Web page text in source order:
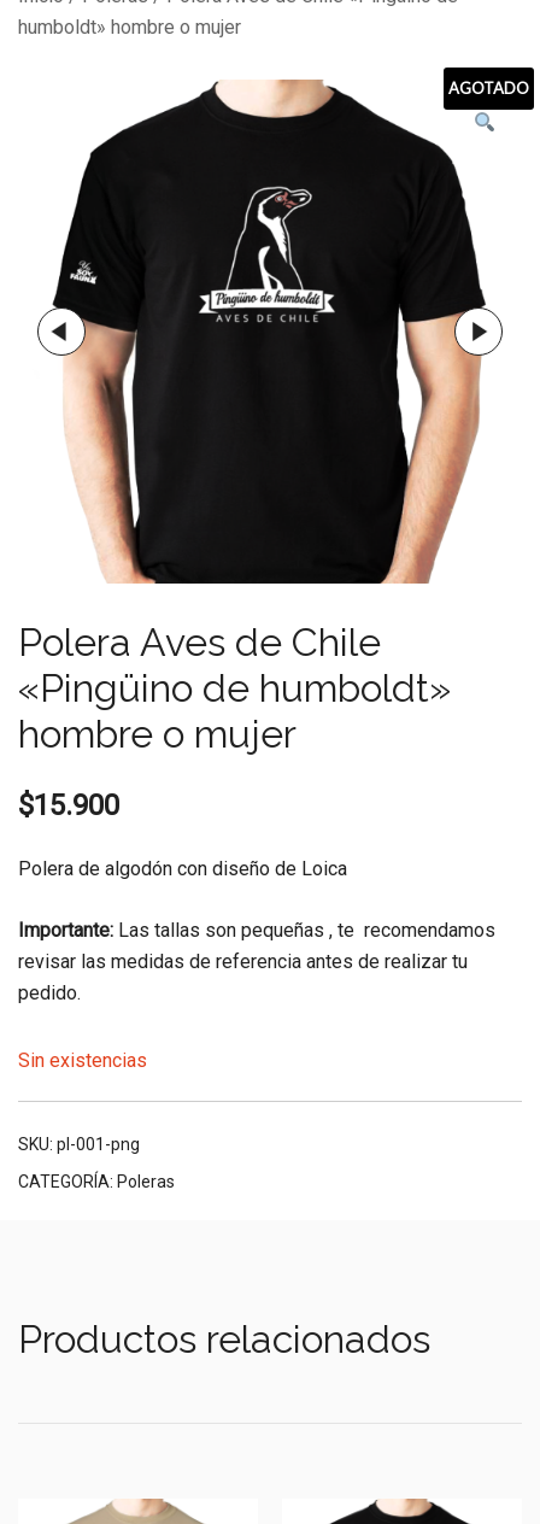
humboldt» hombre o mujer
AGOTADO
Polera Aves de Chile
«Pingüino de humboldt»
hombre o mujer
$15.900
Polera de algodón con diseño de Loica
Importante: Las tallas son pequeñas , te recomendamos
revisar las medidas de referencia antes de realizar tu
pedido.
Sin existencias
SKU: pl-001-png
CATEGORÍA: Poleras
Productos relacionados